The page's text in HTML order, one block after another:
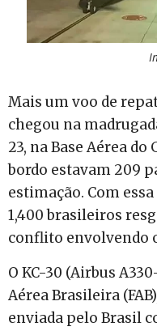
Mais um voo de
chegou na
23, na Base Aérea do
bordo estavam 209
estimação. Com
1,400 brasileiros
conflito envolvendo
O KC-30 (Airbus
Aérea Brasileira
enviada pelo Brasil